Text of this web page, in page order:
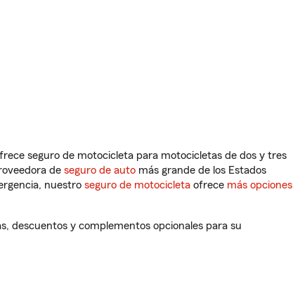
seguro de motocicleta para motocicletas de dos y tres
de seguro de auto más grande de los Estados
nuestro seguro de motocicleta ofrece más opciones
descuentos y complementos opcionales para su